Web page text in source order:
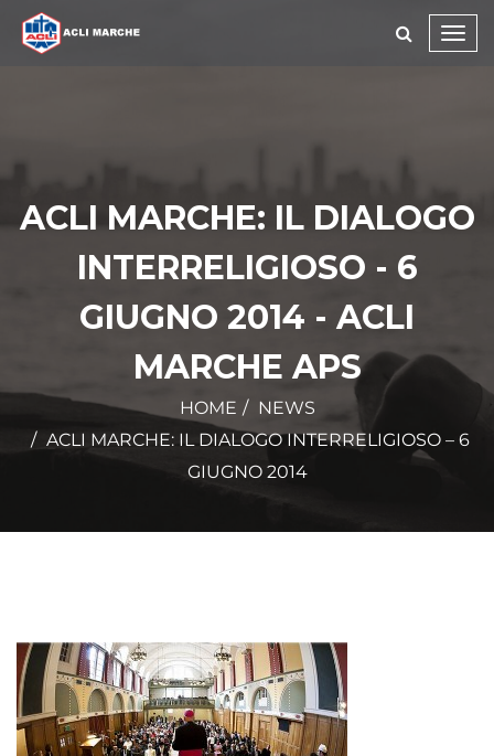
ACLI MARCHE: IL DIALOGO
INTERRELIGIOSO - 6
GIUGNO 2014 - ACLI
MARCHE APS
HOME
NEWS
ACLI MARCHE: IL DIALOGO INTERRELIGIOSO – 6
GIUGNO 2014